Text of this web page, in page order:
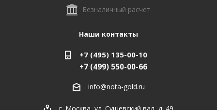
Безналичный расчет
Наши контакты
+7 (495) 135-00-10
+7 (499) 550-00-66
info@nota-gold.ru
г. Москва, ул. Сущевский вал, д. 49